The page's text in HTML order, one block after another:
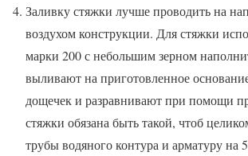
Заливку стяжки лучше проводить на
воздухом конструкции. Для стяжки
марки 200 с небольшим зерном
выливают на приготовленное
дощечек и разравнивают при помощи
стяжки обязана быть такой, чтоб
трубы водяного контура и арматуру на